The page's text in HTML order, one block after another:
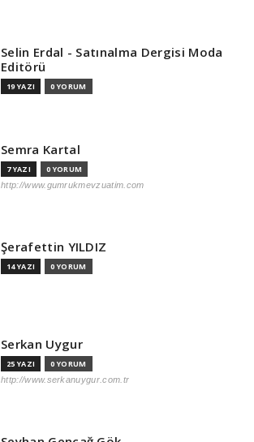
Selin Erdal - Satınalma Dergisi Moda
Editörü
19 YAZI 0 YORUM
Semra Kartal
7 YAZI 0 YORUM
http://www.gumrukmevzuatim.com
Şerafettin YILDIZ
14 YAZI 0 YORUM
Serkan Uygur
25 YAZI 0 YORUM
http://www.serkanuygur.com.tr